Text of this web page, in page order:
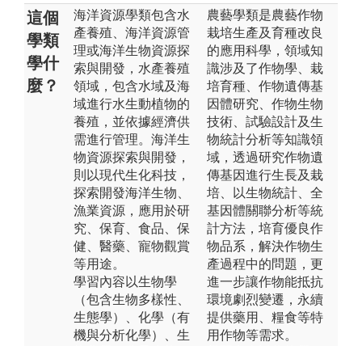
這個
學類
學什
麼？
海洋資源學類包含水
產養殖、海洋資源管
理或海洋生物資源探
索與開發，水產養殖
領域，包含水域及海
域進行水生動植物的
養殖，並依據經濟供
需進行管理。海洋生
物資源探索與開發，
則以現代生化科技，
探索開發海洋生物、
漁業資源，應用於研
究、保育、食品、保
健、醫藥、寵物觀賞
等用途。
學習內容以生物學
（包含生物多樣性、
生態學）、化學（有
機與分析化學）、生
農藝學類是農藝作物
栽培生產及育種改良
的應用科學，領域知
識涉及了作物學、栽
培育種、作物遺傳基
因體研究、作物生物
技術、試驗設計及生
物統計分析等知識領
域，透過研究作物遺
傳基因進行生長及栽
培、以生物統計、全
基因體關聯分析等統
計方法，培育優良作
物品系，解決作物生
產過程中的問題，更
進一步讓作物能抵抗
環境劇烈變遷，永續
提供藥用、糧食等特
用作物等需求。